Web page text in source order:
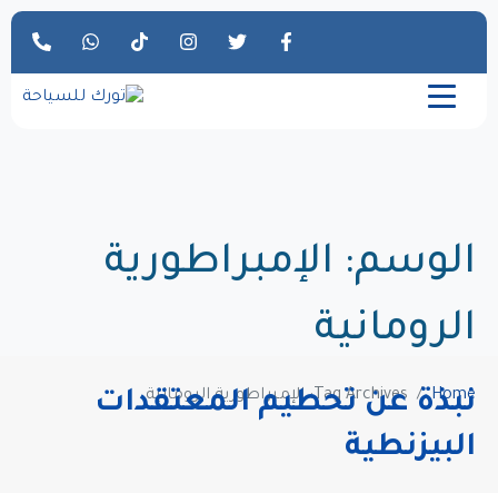
الوسم: الإمبراطورية
الرومانية
Home Tag Archives: الإمبراطورية الرومانية
نبذة عن تحطيم المعتقدات
البيزنطية